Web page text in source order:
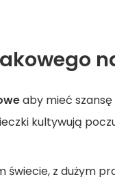
aby mieć
kultywują
świecie, z dużym